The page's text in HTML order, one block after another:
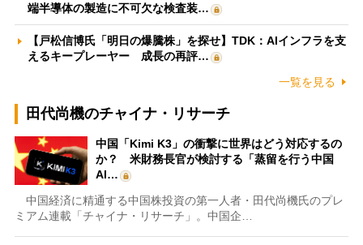
端半導体の製造に不可欠な検査装…
【戸松信博氏「明日の爆騰株」を探せ】TDK：AIインフラを支
えるキープレーヤー 成長の再評…
一覧を見る
田代尚機のチャイナ・リサーチ
中国「Kimi K3」の衝撃に世界はどう対応するの
か？ 米財務長官が検討する「蒸留を行う中国
AI…
中国経済に精通する中国株投資の第一人者・田代尚機氏のプレ
ミアム連載「チャイナ・リサーチ」。中国企…